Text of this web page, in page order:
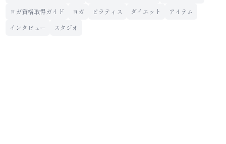
ヨガ資格取得ガイド
ヨガ ピラティス ダイエット
アイテム
インタビュー
スタジオ